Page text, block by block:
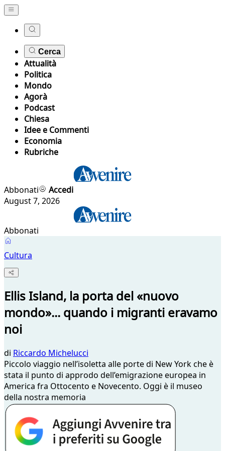
Cerca
Attualità
Politica
Mondo
Agorà
Podcast
Chiesa
Idee e Commenti
Economia
Rubriche
Abbonati
Accedi
August 7, 2026
Abbonati
Cultura
Ellis Island, la porta del «nuovo
mondo»... quando i migranti eravamo
noi
di Riccardo Michelucci
Piccolo viaggio nell’isoletta alle porte di New York che è
stata il punto di approdo dell’emigrazione europea in
America fra Ottocento e Novecento. Oggi è il museo
della nostra memoria